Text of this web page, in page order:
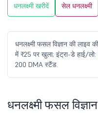
धनलक्ष्मी खरीदें सेल धनलक्ष्मी
धनलक्ष्मी फसल विज्ञान की
में ₹25 पर खुला; इंट्रा-डे हाई/
200 DMA स्टैंड.
धनलक्ष्मी फसल